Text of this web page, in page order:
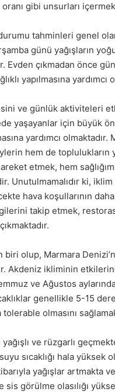
oranı gibi unsurları
tahminleri genel
günü yağışların
Evden çıkmadan önce
yapılmasına yardımcı
ve günlük aktiviteleri
yaşayanlar için büyük
yardımcı
hem de toplulukların
etmek, hem
Unutulmamalıdır ki,
hava koşullarının
takip etmek,
biri olup, Marmara
ikliminin etkilerini
ve Ağustos
genellikle 5-15
olmasını
ve rüzgarlı
sıcaklığı hala
yağışlar artmakta
görülme olasılığı